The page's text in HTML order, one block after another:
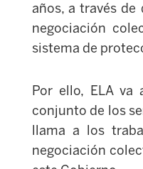
años, a través de
negociación
sistema de
Por ello, ELA va
conjunto de los
llama a los
negociación